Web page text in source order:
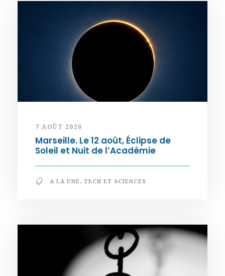
7 AOÛT 2026
Marseille. Le 12 août, Éclipse de
Soleil et Nuit de l’Académie
A LA UNE, TECH ET SCIENCES